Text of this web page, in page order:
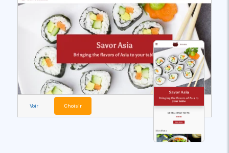
Voir Choisir